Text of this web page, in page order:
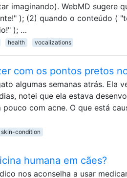
imaginando). WebMD sugere
); (2) quando o conteúdo (
); …
health vocalizations
com os pontos pretos
algumas semanas atrás. Ela
notei que ela estava
pouco com acne. O que está
skin-condition
humana em cães?
nos aconselha a usar